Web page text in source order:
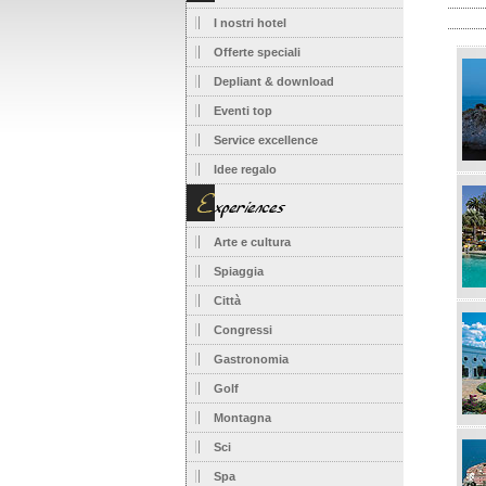
I nostri hotel
Offerte speciali
Depliant & download
Eventi top
Service excellence
Idee regalo
Arte e cultura
Spiaggia
Città
Congressi
Gastronomia
Golf
Montagna
Sci
Spa